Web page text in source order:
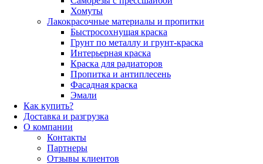
Хомуты
Лакокрасочные материалы и пропитки
Быстросохнущая краска
Грунт по металлу и грунт-краска
Интерьерная краска
Краска для радиаторов
Пропитка и антиплесень
Фасадная краска
Эмали
Как купить?
Доставка и разгрузка
О компании
Контакты
Партнеры
Отзывы клиентов